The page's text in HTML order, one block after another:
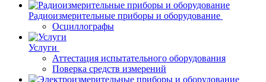
Радиоизмерительные приборы и оборудование
Осциллографы
Услуги
Аттестация испытательного оборудования
Поверка средств измерений